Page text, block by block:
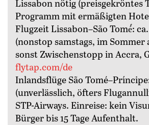
Lissabon nötig (preisgekröntes
Programm mit ermäßigten
Flugzeit Lissabon–São Tomé́:
(nonstop samstags, im Sommer
sonst ­Zwischenstopp in Accra,
flytap.com/de
Inlandsflüge São
(unverlässlich, öfters
STP-Airways. ­Einreise: kein
Bürger bis 15 Tage Aufenthalt.